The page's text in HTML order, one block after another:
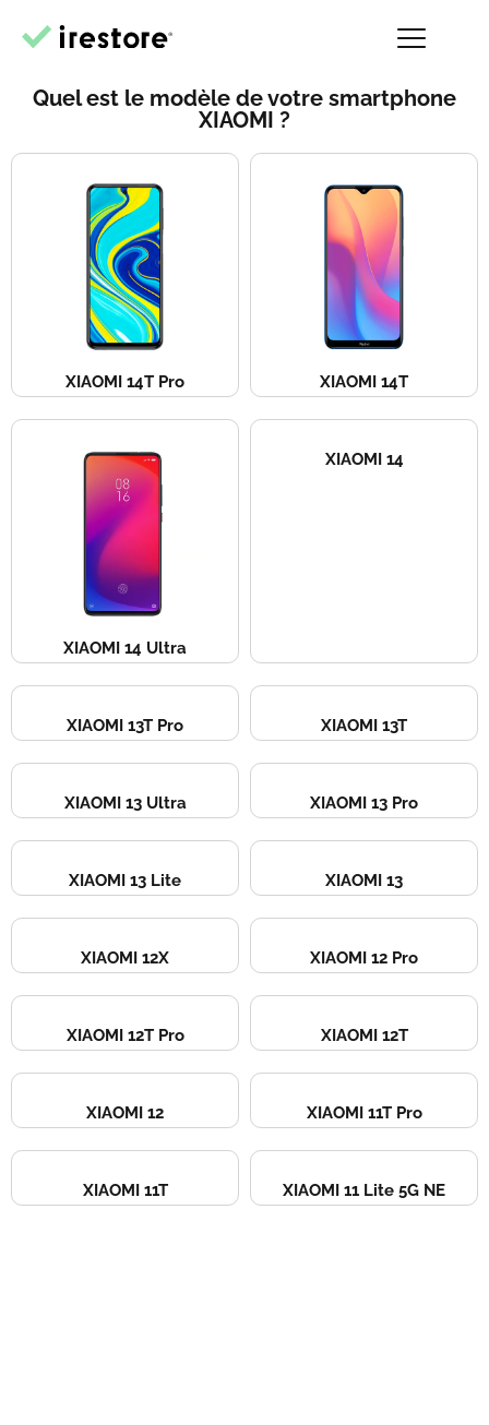
Quel est le modèle de votre smartphone
XIAOMI ?
XIAOMI 14T Pro XIAOMI 14T
XIAOMI 14 Ultra
XIAOMI 14
XIAOMI 13T Pro XIAOMI 13T
XIAOMI 13 Ultra XIAOMI 13 Pro
XIAOMI 13 Lite XIAOMI 13
XIAOMI 12X XIAOMI 12 Pro
XIAOMI 12T Pro XIAOMI 12T
XIAOMI 12 XIAOMI 11T Pro
XIAOMI 11T XIAOMI 11 Lite 5G NE